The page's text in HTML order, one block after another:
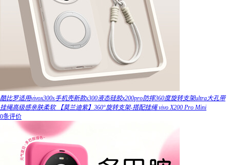
酷比罗适用vivox300s手机壳新款x300液态硅胶x200pro防摔360度旋转支架ultra大孔带
挂绳高级感亲肤柔软 【莫兰迪紫】360°旋转支架-搭配挂绳 vivo X200 Pro Mini
0条评价